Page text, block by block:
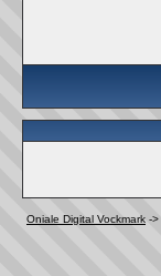
Oniale Digital Vockmark ->